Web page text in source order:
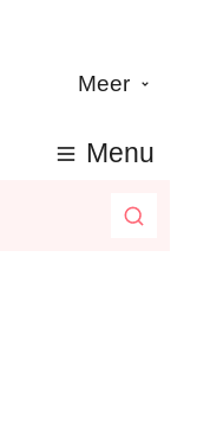
Meer
jou helpen?
Menu